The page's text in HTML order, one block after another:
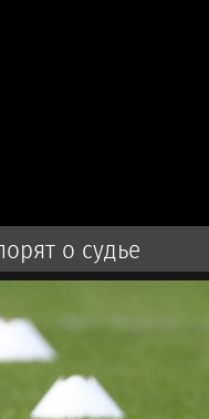
о судье